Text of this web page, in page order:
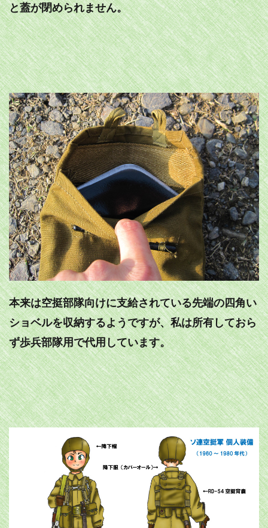
と蓋が閉められません。
本来は空挺部隊向けに支給されている先端の四角い
ショベルを収納するようですが、私は所有しておら
ず歩兵部隊用で代用しています。